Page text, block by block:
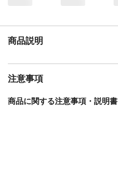
商品説明
注意事項
商品に関する注意事項・説明書